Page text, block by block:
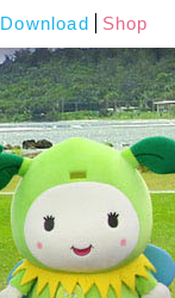
Download Shop